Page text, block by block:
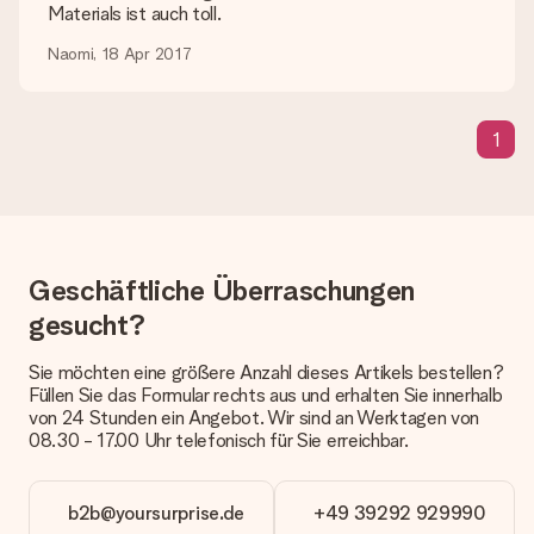
Lieferzeit, Lieferoptionen und Versandkosten
Kann ich ein Lieferdatum wählen?
Bedauerlicherweise ist es momentan (noch) nicht möglich, das
Wie lange dauert die Lieferzeit und wann werde ich mein
Welche Lieferoptionen stehen zur Verfügung?
Derzeit können wir (noch) keine verschiedenen Lieferoptionen
anbieten. Das Geschenk, das bestellt wird, wird als Paket oder
Päckchen versendet. Möchtest du wissen, ob es als Paket
oder Päckchen geliefert wird, kontaktiere bitte unseren
Kundenservice.
Zahlung
Wie kann ich meine Bestellung bezahlen?
Wir bieten die folgenden Zahlungsoptionen an: Vorauskasse
Materials ist auch toll.
Naomi, 18 Apr 2017
1
Geschäftliche Überraschungen
gesucht?
Sie möchten eine größere Anzahl dieses Artikels bestellen?
Füllen Sie das Formular rechts aus und erhalten Sie innerhalb
von 24 Stunden ein Angebot. Wir sind an Werktagen von
08.30 - 17.00 Uhr telefonisch für Sie erreichbar.
b2b@yoursurprise.de +49 39292 929990